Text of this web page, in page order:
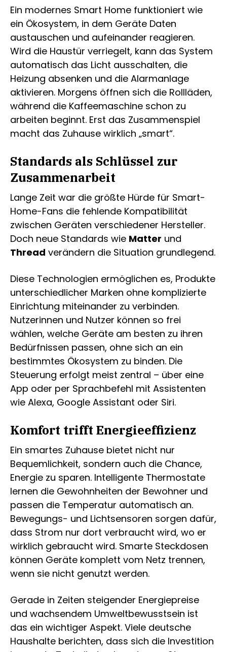
Ein modernes Smart Home funktioniert wie
ein Ökosystem, in dem Geräte Daten
austauschen und aufeinander reagieren.
Wird die Haustür verriegelt, kann das System
automatisch das Licht ausschalten, die
Heizung absenken und die Alarmanlage
aktivieren. Morgens öffnen sich die Rollläden,
während die Kaffeemaschine schon zu
arbeiten beginnt. Erst das Zusammenspiel
macht das Zuhause wirklich „smart“.
Standards als Schlüssel zur
Zusammenarbeit
Lange Zeit war die größte Hürde für Smart-
Home-Fans die fehlende Kompatibilität
zwischen Geräten verschiedener Hersteller.
Doch neue Standards wie Matter und
Thread verändern die Situation grundlegend.
Diese Technologien ermöglichen es, Produkte
unterschiedlicher Marken ohne komplizierte
Einrichtung miteinander zu verbinden.
Nutzerinnen und Nutzer können so frei
wählen, welche Geräte am besten zu ihren
Bedürfnissen passen, ohne sich an ein
bestimmtes Ökosystem zu binden. Die
Steuerung erfolgt meist zentral – über eine
App oder per Sprachbefehl mit Assistenten
wie Alexa, Google Assistant oder Siri.
Komfort trifft Energieeffizienz
Ein smartes Zuhause bietet nicht nur
Bequemlichkeit, sondern auch die Chance,
Energie zu sparen. Intelligente Thermostate
lernen die Gewohnheiten der Bewohner und
passen die Temperatur automatisch an.
Bewegungs- und Lichtsensoren sorgen dafür,
dass Strom nur dort verbraucht wird, wo er
wirklich gebraucht wird. Smarte Steckdosen
können Geräte komplett vom Netz trennen,
wenn sie nicht genutzt werden.
Gerade in Zeiten steigender Energiepreise
und wachsendem Umweltbewusstsein ist
das ein wichtiger Aspekt. Viele deutsche
Haushalte berichten, dass sich die Investition